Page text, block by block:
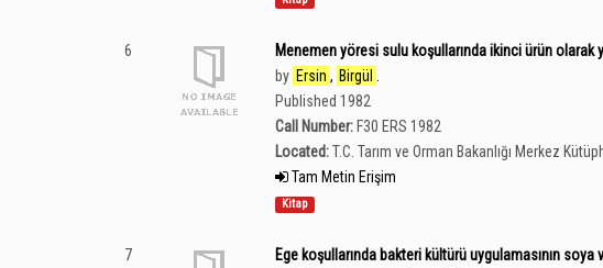
6
Menemen yöresi sulu koşullarında ikinci ürün
by Ersin , Birgül
Published 1982
Call Number: F30 ERS 1982
Located:T.C. Tarım ve Orman Bakanlığı Merkez
Tam Metin Erişim
Kitap
7
Ege koşullarında bakteri kültürü uygulamasının